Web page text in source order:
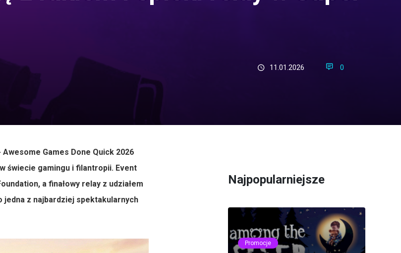
11.01.2026 0
Games Done Quick 2026
świecie gamingu i filantropii. Event
a finałowy relay z udziałem
z najbardziej spektakularnych
Najpopularniejsze
Promocje